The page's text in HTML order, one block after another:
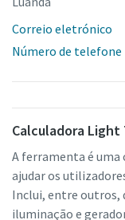
Correio eletrónico
Número de telefone
Calculadora Light
A ferramenta é uma
ajudar os
Inclui, entre outros,
iluminação e